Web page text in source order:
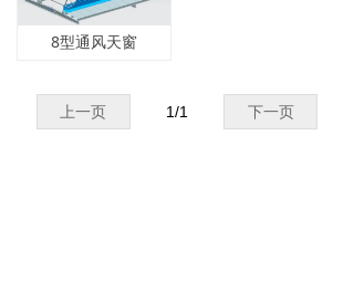
8型通风天窗
上一页 下一页
1/1